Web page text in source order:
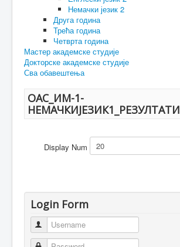
Немачки језик 2
Друга година
Трећа година
Четврта година
Мастер академске студије
Докторске академске студије
Сва обавештења
ОАС_ИМ-1-
НЕМАЧКИЈЕЗИК1_РЕЗУЛТАТИ
Display Num
Login Form
Username